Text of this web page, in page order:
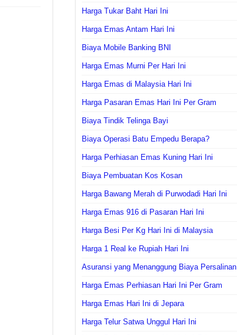
Harga Tukar Baht Hari Ini
Harga Emas Antam Hari Ini
Biaya Mobile Banking BNI
Harga Emas Murni Per Hari Ini
Harga Emas di Malaysia Hari Ini
Harga Pasaran Emas Hari Ini Per Gram
Biaya Tindik Telinga Bayi
Biaya Operasi Batu Empedu Berapa?
Harga Perhiasan Emas Kuning Hari Ini
Biaya Pembuatan Kos Kosan
Harga Bawang Merah di Purwodadi Hari Ini
Harga Emas 916 di Pasaran Hari Ini
Harga Besi Per Kg Hari Ini di Malaysia
Harga 1 Real ke Rupiah Hari Ini
Asuransi yang Menanggung Biaya Persalinan
Harga Emas Perhiasan Hari Ini Per Gram
Harga Emas Hari Ini di Jepara
Harga Telur Satwa Unggul Hari Ini